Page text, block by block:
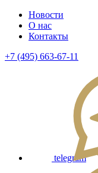
Новости
О нас
Контакты
+7 (495) 663-67-11
telegram